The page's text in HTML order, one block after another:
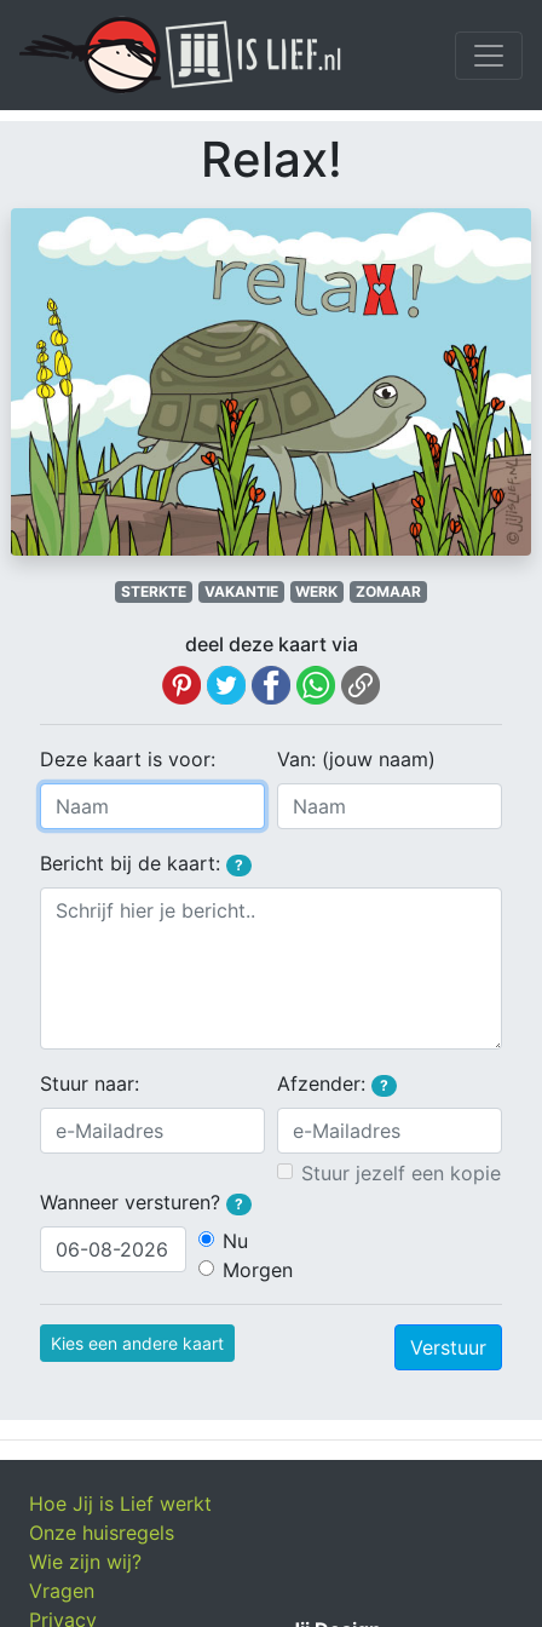
Relax!
STERKTE VAKANTIE WERK ZOMAAR
deel deze kaart via
Deze kaart is voor: Van: (jouw naam)
Bericht bij de kaart: ?
Stuur naar: Afzender: ?
Stuur jezelf een kopie
Wanneer versturen?
?
Nu
Morgen
Kies een andere kaart Verstuur
Hoe Jij is Lief werkt
Onze huisregels
Wie zijn wij?
Vragen
Privacy